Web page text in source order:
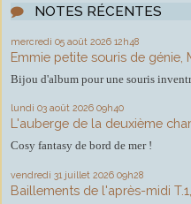
NOTES RÉCENTES
mercredi 05 août 2026 12h48
Emmie petite souris de génie,
Bijou d'album pour une souris
lundi 03 août 2026 09h40
L'auberge de la deuxième
Cosy fantasy de bord de mer !
vendredi 31 juillet 2026 09h28
Baillements de l'après-midi